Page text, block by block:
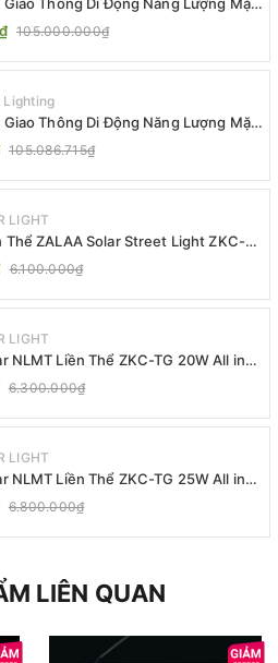
300A-D
105.000.000₫
Lighting
Thông Di Động Năng Lượng Mặt
409300C
105.086.715₫
LIGHT
Thể ZALAA Solar Street Light ZKC-
All In One
6.100.000₫
LIGHT
NLMT Liền Thể ZKC-TG 20W All in
Street Light
6.300.000₫
LIGHT
NLMT Liền Thể ZKC-TG 25W All in
Street Light
6.800.000₫
LIÊN QUAN